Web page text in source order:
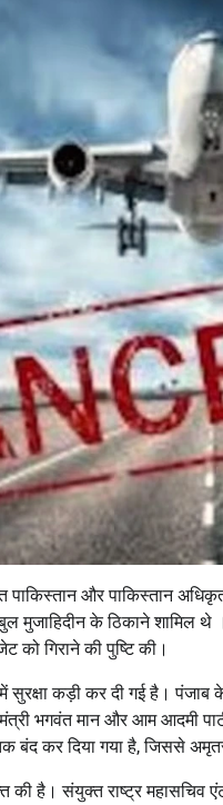
और पाकिस्तान
के ठिकाने शामिल थे ।
को गिराने की पुष्टि की।
कड़ी कर दी गई है।
भगवंत मान और आम आदमी
कर दिया गया है, जिससे
की है। संयुक्त राष्ट्र